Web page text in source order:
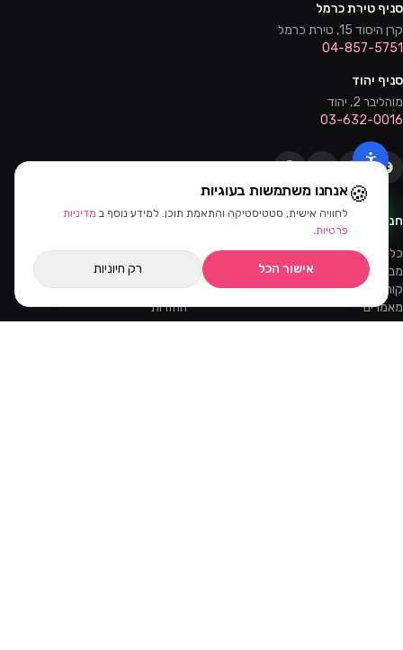
סניף טירת כרמל
קרן היסוד 15, טירת כרמל
04-857-5751
סניף יהוד
מוהליבר 2, יהוד
03-632-0016
חנות
כל המוצרים
מבצעים
קורסים והדרכות
מאמרים
שירות
צור קשר
שאלות נפוצות
משלוחים
החזרות
ווטסאפ
🍪אנחנו משתמשות בעוגיות
לחוויה אישית, סטטיסטיקה והתאמת תוכן. למידע נוסף ב מדיניות
פרטיות.
אישור הכל רק חיוניות